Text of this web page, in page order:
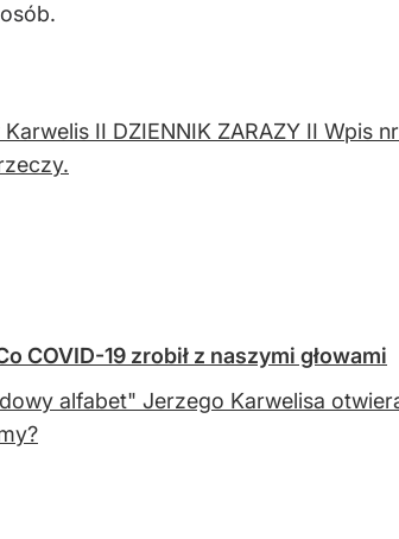
II DZIENNIK ZARAZY II Wpis
COVID-19 zrobił z naszymi głowami
alfabet" Jerzego Karwelisa